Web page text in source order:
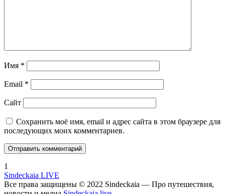
Имя *
Email *
Сайт
Сохранить моё имя, email и адрес сайта в этом браузере для
последующих моих комментариев.
1
Sindeckaia LIVE
Все права защищены © 2022 Sindeckaia — Про путешествия,